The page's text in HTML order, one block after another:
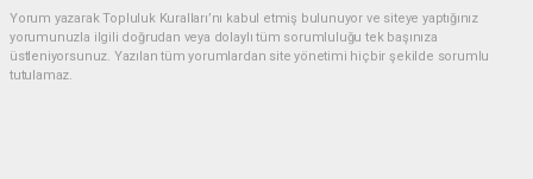
Yorum yazarak Topluluk Kuralları’nı kabul etmiş bulunuyor ve siteye yaptığınız
yorumunuzla ilgili doğrudan veya dolaylı tüm sorumluluğu tek başınıza
üstleniyorsunuz. Yazılan tüm yorumlardan site yönetimi hiçbir şekilde sorumlu
tutulamaz.